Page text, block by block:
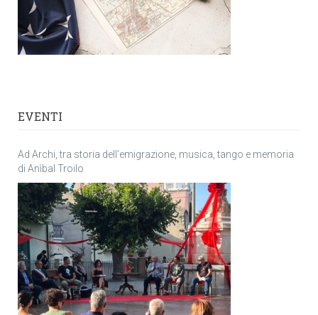
EVENTI
Ad Archi, tra storia dell’emigrazione, musica, tango e memoria
di Anìbal Troilo